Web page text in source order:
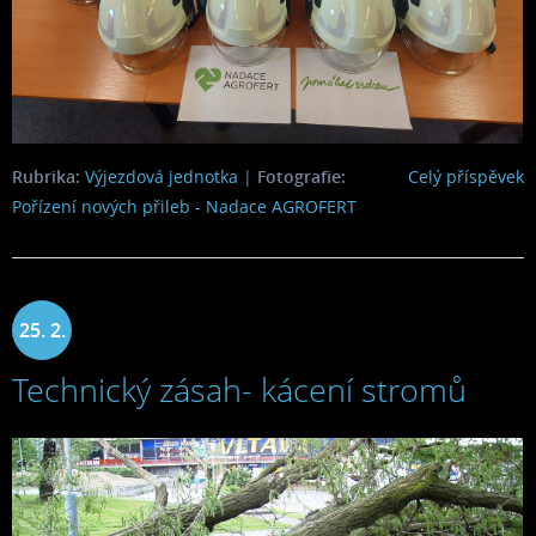
Celý příspěvek
Rubrika: Výjezdová jednotka | Fotografie:
Pořízení nových přileb - Nadace AGROFERT
25. 2.
2023
Technický zásah- kácení stromů